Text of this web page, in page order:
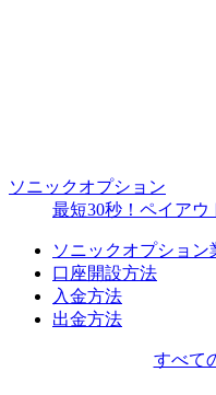
ソニックオプション
最短30秒！ペイアウ
ソニックオプション
口座開設方法
入金方法
出金方法
すべて